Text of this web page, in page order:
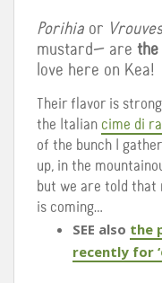
Porihia or Vrouves
mustard— are the
love here on Kea!
Their flavor is
the Italian cime di
of the bunch I
up, in the
but we are told that
is coming…
SEE also the
recently for ‘